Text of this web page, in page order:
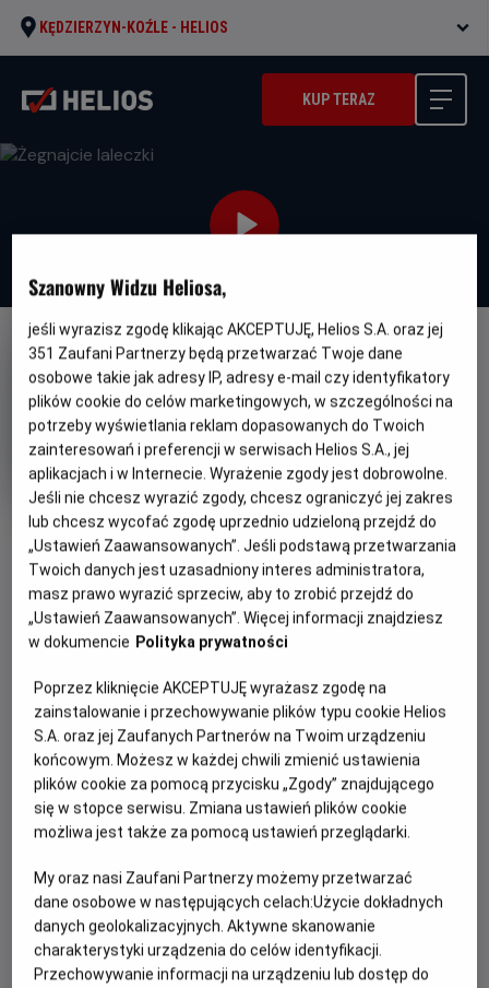
KĘDZIERZYN-KOŹLE - HELIOS
KUP TERAZ
NAPISY
OBSERWUJ
Żegnajcie laleczki
Oryginalny
tytuł
Drive-Away Dolls Gatunek
Komedia
Minimalny
wiek
Od 15 lat
Czas
trwania
85 min
Kraj
rok
produkcji
Wielka Brytania, USA (2023)
OCENA HELIOS
6.2
PREMIERA
23 lutego 2024
Ethan Coen Tricia Cooke, Ethan Coen
OBSADA
Matt Damon, Pedro Pascal, Colman Domingo, Margaret
Qualley
WIĘCEJ SZCZEGÓŁÓW
OPIS FILMU
Komedia opowie o Jamie, która opłakuje kolejne rozstanie z
dziewczyną oraz o jej za spokojnej przyjaciółce Marian,
która musi zmieni swój styl bycia.
W poszukiwaniu nowego początku, dwójka wyruszy w
się skomplikują, kiedy ich drogi skrzyżują się z grupą
nieudolnych przestępców.
Szanowny Widzu Heliosa,
jeśli wyrazisz zgodę klikając AKCEPTUJĘ, Helios S.A. oraz jej
351 Zaufani Partnerzy będą przetwarzać Twoje dane
osobowe takie jak adresy IP, adresy e-mail czy identyfikatory
plików cookie do celów marketingowych, w szczególności na
potrzeby wyświetlania reklam dopasowanych do Twoich
zainteresowań i preferencji w serwisach Helios S.A., jej
aplikacjach i w Internecie. Wyrażenie zgody jest dobrowolne.
Jeśli nie chcesz wyrazić zgody, chcesz ograniczyć jej zakres
lub chcesz wycofać zgodę uprzednio udzieloną przejdź do
„Ustawień Zaawansowanych”. Jeśli podstawą przetwarzania
Twoich danych jest uzasadniony interes administratora,
masz prawo wyrazić sprzeciw, aby to zrobić przejdź do
„Ustawień Zaawansowanych”. Więcej informacji znajdziesz
w dokumencie Polityka prywatności
Poprzez kliknięcie AKCEPTUJĘ wyrażasz zgodę na
zainstalowanie i przechowywanie plików typu cookie Helios
S.A. oraz jej Zaufanych Partnerów na Twoim urządzeniu
końcowym. Możesz w każdej chwili zmienić ustawienia
plików cookie za pomocą przycisku „Zgody” znajdującego
się w stopce serwisu. Zmiana ustawień plików cookie
możliwa jest także za pomocą ustawień przeglądarki.
My oraz nasi Zaufani Partnerzy możemy przetwarzać
dane osobowe w następujących celach:Użycie dokładnych
danych geolokalizacyjnych. Aktywne skanowanie
charakterystyki urządzenia do celów identyfikacji.
Przechowywanie informacji na urządzeniu lub dostęp do